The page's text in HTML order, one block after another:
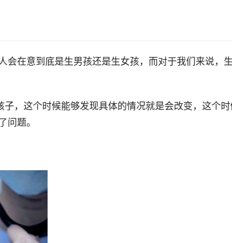
会在意到底是生男孩还是生女孩，而对于我们来说，
，这个时候能够发现具体的情况就是会改变，这个
题。